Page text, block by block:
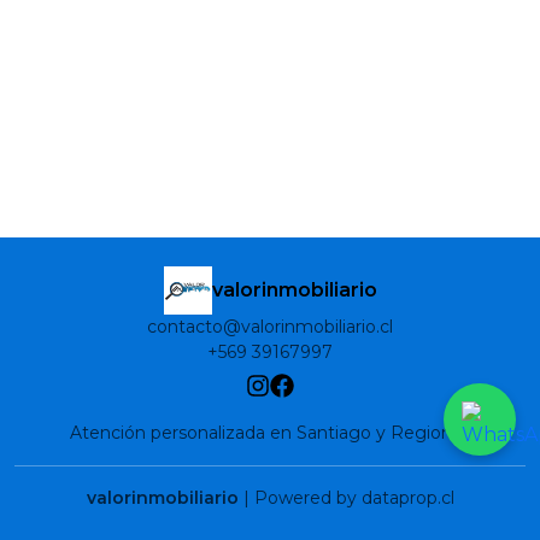
valorinmobiliario
contacto@valorinmobiliario.cl
+569 39167997
Atención personalizada en Santiago y Regiones
valorinmobiliario | Powered by dataprop.cl